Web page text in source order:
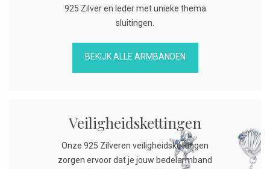
925 Zilver en leder met unieke thema
sluitingen.
BEKIJK ALLE ARMBANDEN
Veiligheidskettingen
Onze 925 Zilveren veiligheidskettingen
zorgen ervoor dat je jouw bedelarmband